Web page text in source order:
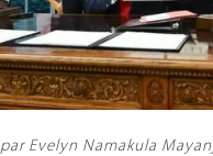
par Evelyn Namakula